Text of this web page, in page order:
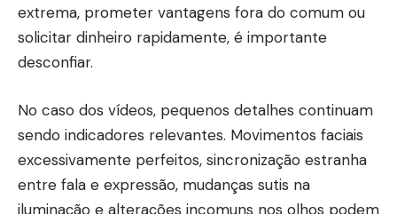
extrema, prometer vantagens fora do comum ou
solicitar dinheiro rapidamente, é importante
desconfiar.
No caso dos vídeos, pequenos detalhes continuam
sendo indicadores relevantes. Movimentos faciais
excessivamente perfeitos, sincronização estranha
entre fala e expressão, mudanças sutis na
iluminação e alterações incomuns nos olhos podem